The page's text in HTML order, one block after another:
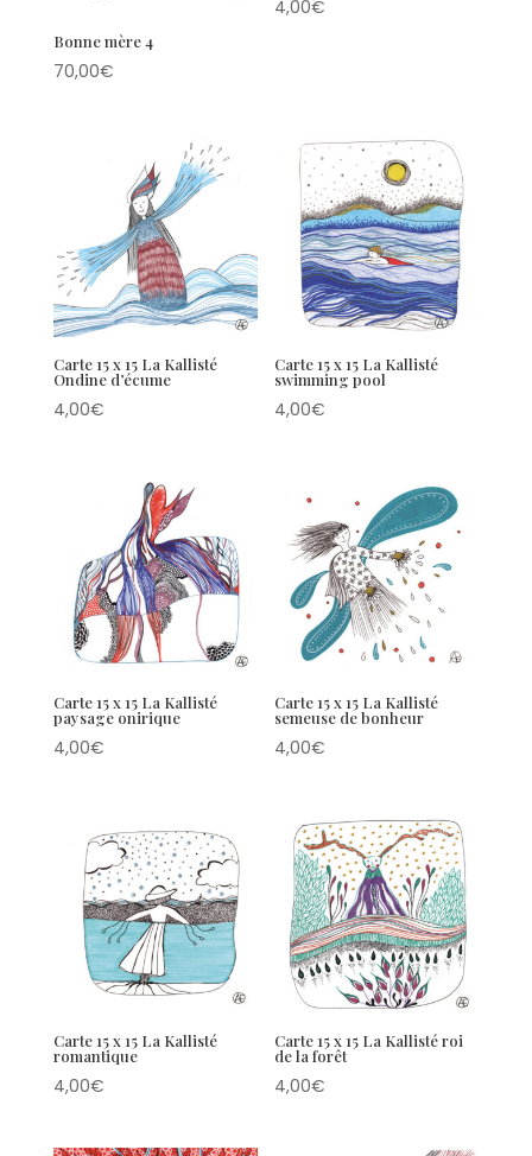
Bonne mère 4
70,00€
4,00€
Carte 15 x 15 La Kallisté
Ondine d’écume
4,00€
Carte 15 x 15 La Kallisté
swimming pool
4,00€
Carte 15 x 15 La Kallisté
paysage onirique
4,00€
Carte 15 x 15 La Kallisté
semeuse de bonheur
4,00€
Carte 15 x 15 La Kallisté
romantique
4,00€
Carte 15 x 15 La Kallisté roi
de la forêt
4,00€